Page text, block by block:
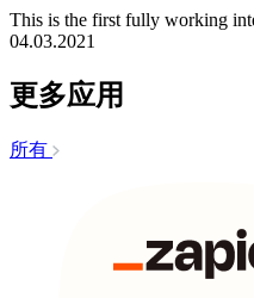
This is the first fully working
04.03.2021
更多应用
所有